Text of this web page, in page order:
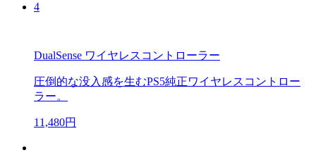
4
DualSense ワイヤレスコントローラー
圧倒的な没入感を生むPS5純正ワイヤレスコントロー
ラー。
11,480円